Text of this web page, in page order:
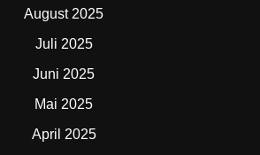
August 2025
Juli 2025
Juni 2025
Mai 2025
April 2025